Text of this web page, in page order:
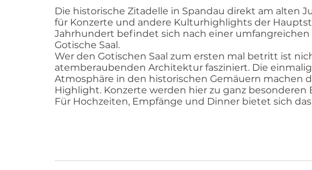
Die historische Zitadelle in Spandau direkt am alten
für Konzerte und andere Kulturhighlights der
Jahrhundert befindet sich nach einer
Gotische Saal.
Wer den Gotischen Saal zum ersten mal betritt ist
atemberaubenden Architektur fasziniert. Die
Atmosphäre in den historischen Gemäuern machen
Highlight. Konzerte werden hier zu ganz besonderen
Für Hochzeiten, Empfänge und Dinner bietet sich